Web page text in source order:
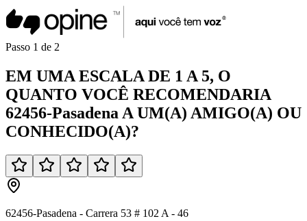
Passo 1 de 2
EM UMA ESCALA DE 1 A 5, O
QUANTO VOCÊ RECOMENDARIA
62456-Pasadena A UM(A) AMIGO(A) OU
CONHECIDO(A)?
62456-Pasadena - Carrera 53 # 102 A - 46